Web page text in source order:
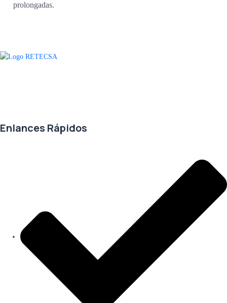
prolongadas.
Enlances Rápidos